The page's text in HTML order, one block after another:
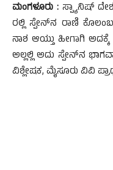
ಮಂಗಳೂರು :ಸ್ಪ್ಯಾನಿಷ್ ದೇಶ
ರಲ್ಲಿ ಸ್ಪೇನ್‍ನ ರಾಣಿ
ನಾಶ ಆಯ್ತು ಹೀಗಾಗಿ ಅದಕ್ಕೆ
ಅಲ್ಲಲ್ಲಿ ಅದು ಸ್ಪೇನ್‍ನ
ವಿಶ್ಲೇಷಕ, ಮೈಸೂರು ವಿವಿ